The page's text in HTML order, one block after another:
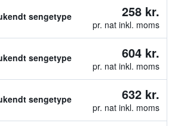
sengetype 258 kr.
pr. nat inkl. moms
sengetype 604 kr.
pr. nat inkl. moms
sengetype 632 kr.
pr. nat inkl. moms